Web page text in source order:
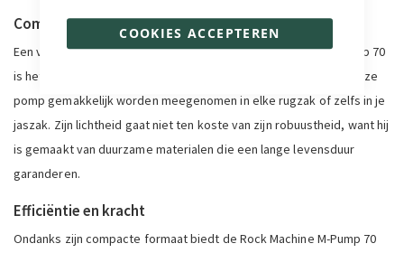
COOKIES ACCEPTEREN
Compact en draagbaar ontwerp
Een van de belangrijkste voordelen van de Rock Machine M-Pump 70
is het compacte ontwerp. Dankzij de kleinere afmetingen kan deze
pomp gemakkelijk worden meegenomen in elke rugzak of zelfs in je
jaszak. Zijn lichtheid gaat niet ten koste van zijn robuustheid, want hij
is gemaakt van duurzame materialen die een lange levensduur
garanderen.
Efficiëntie en kracht
Ondanks zijn compacte formaat biedt de Rock Machine M-Pump 70